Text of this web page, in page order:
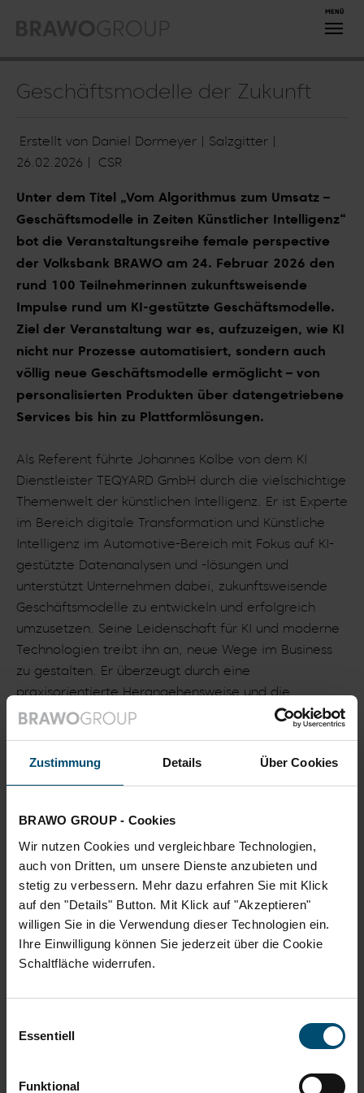
Zustimmung Details Über Cookies
BRAWO GROUP - Cookies
Wir nutzen Cookies und vergleichbare Technologien,
auch von Dritten, um unsere Dienste anzubieten und
stetig zu verbessern. Mehr dazu erfahren Sie mit Klick
auf den "Details" Button. Mit Klick auf "Akzeptieren"
willigen Sie in die Verwendung dieser Technologien ein.
Ihre Einwilligung können Sie jederzeit über die Cookie
Schaltfläche widerrufen.
Essentiell
Funktional
Geschäftsmodelle der Zukunft
Erstellt von Daniel Dormeyer | Salzgitter |
26.02.2026 | CSR
Unter dem Titel „Vom Algorithmus zum Umsatz –
Geschäftsmodelle in Zeiten Künstlicher Intelligenz“
bot die Veranstaltungsreihe female perspective
der Volksbank BRAWO am 24. Februar 2026 den
rund 100 Teilnehmerinnen zukunftsweisende
Impulse rund um KI-gestützte Geschäftsmodelle.
Ziel der Veranstaltung war es, aufzuzeigen, wie KI
nicht nur Prozesse automatisiert, sondern auch
völlig neue Geschäftsmodelle ermöglicht – von
personalisierten Produkten über datengetriebene
Services bis hin zu Plattformlösungen.
Als Referent führte Johannes Kolbe von dem KI
Dienstleister TEQYARD GmbH durch die vielschichtige
Themenwelt der künstlichen Intelligenz. Er ist Experte
im Bereich digitale Transformation und Künstliche
Intelligenz im Automotive-Bereich mit Fokus auf KI-
gestützte Datenanalysen und -lösungen und
unterstützt Unternehmen dabei, zukunftsweisende
Geschäftsmodelle zu entwickeln und erfolgreich
umzusetzen. Seine Leidenschaft für KI und moderne
Technologien treibt ihn an, neue Wege im Business
zu gestalten. Er überzeugt durch eine
praxisorientierte Herangehensweise und die
Fähigkeit, komplexe Themen verständlich zu
Geschäftsmodelle liegen weniger in der Technologie,
Volksbank BRAWO.
Zuvor nutzte Prof. Dr. iur. Udo Wolfgang Becker von
der Ostfalia Hochschule die Veranstaltung, um den
anwesenden Unternehmerinnen die neue
Stellenticket-Plattform der Ostfalia vorzustellen.
Diese bietet den Unternehmen nun ein zentrales
Stellenportal zur gezielten Ansprache von
Beim anschließenden Get-together mit Getränken
und Fingerfood nutzten viele Gäste die Gelegenheit
zum Austausch, Aufbau neuer Kontakte und zur